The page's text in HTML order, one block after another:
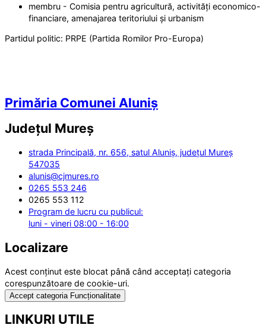
membru - Comisia pentru agricultură, activități economico-
financiare, amenajarea teritoriului și urbanism
Partidul politic: PRPE (Partida Romilor Pro-Europa)
Primăria Comunei Aluniș
Județul Mureș
strada Principală, nr. 656, satul Aluniș, județul Mureș
547035
alunis@cjmures.ro
0265 553 246
0265 553 112
Program de lucru cu publicul:
luni - vineri 08:00 - 16:00
Localizare
Acest conținut este blocat până când acceptați categoria
corespunzătoare de cookie-uri.
Accept categoria Funcționalitate
LINKURI UTILE